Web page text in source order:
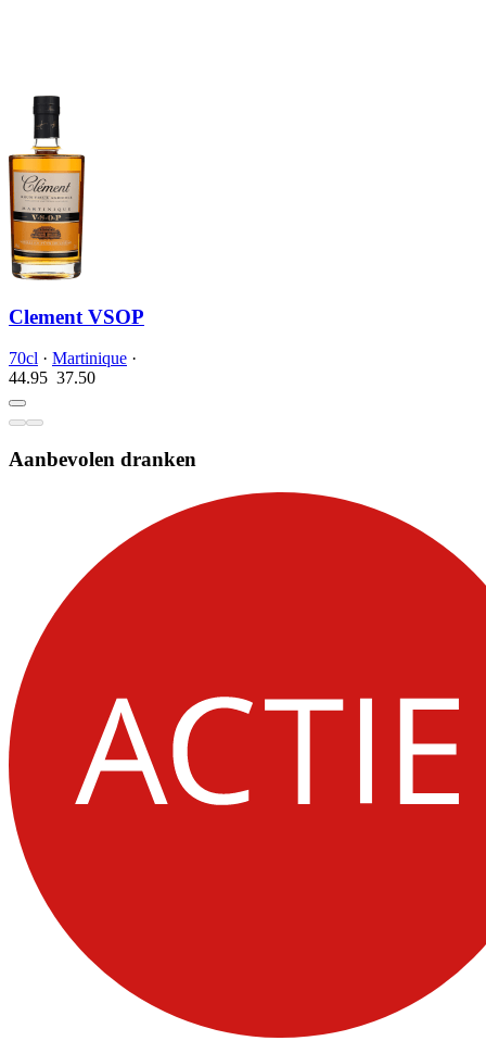
Clement VSOP
70cl · Martinique ·
44.95 37.50
Aanbevolen dranken